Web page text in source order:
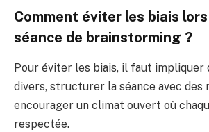
Comment éviter les biais lors
séance de brainstorming ?
Pour éviter les biais, il faut impliquer
divers, structurer la séance avec des
encourager un climat ouvert où
respectée.